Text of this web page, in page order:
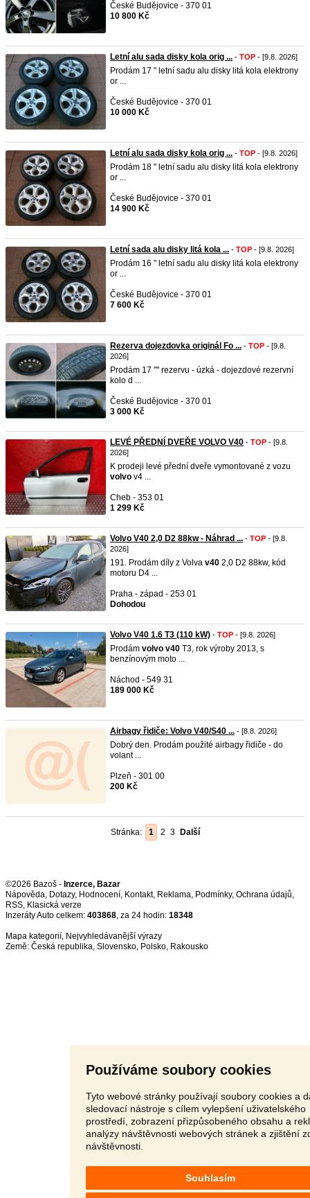
Používáme soubory cookies
Tyto webové stránky používají soubory cookies a
sledovací nástroje s cílem vylepšení uživatelského
prostředí, zobrazení přizpůsobeného obsahu a
analýzy návštěvnosti webových stránek a zjištění
návštěvnosti.
Souhlasím
České Budějovice - 370 01
10 800 Kč
Letní alu sada disky kola orig ... - TOP - [9.8. 2026]
Prodám 17 " letní sadu alu disky litá kola elektrony
or ...
České Budějovice - 370 01
10 000 Kč
Letní alu sada disky kola orig ... - TOP - [9.8. 2026]
Prodám 18 " letní sadu alu disky litá kola elektrony
or ...
České Budějovice - 370 01
14 900 Kč
Letní sada alu disky litá kola ... - TOP - [9.8. 2026]
Prodám 16 " letní sadu alu disky litá kola elektrony
or ...
České Budějovice - 370 01
7 600 Kč
Rezerva dojezdovka originál Fo ... - TOP - [9.8.
2026]
Prodám 17 "" rezervu - úzká - dojezdové rezervní
kolo d ...
České Budějovice - 370 01
3 000 Kč
LEVÉ PŘEDNÍ DVEŘE VOLVO V40 - TOP - [9.8.
2026]
K prodeji levé přední dveře vymontované z vozu
volvo v4 ...
Cheb - 353 01
1 299 Kč
Volvo V40 2,0 D2 88kw - Náhrad ... - TOP - [9.8.
2026]
191. Prodám díly z Volva v40 2,0 D2 88kw, kód
motoru D4 ...
Praha - západ - 253 01
Dohodou
Volvo V40 1.6 T3 (110 kW) - TOP - [9.8. 2026]
Prodám volvo v40 T3, rok výroby 2013, s
benzínovým moto ...
Náchod - 549 31
189 000 Kč
Airbagy řidiče: Volvo V40/S40 ... - [8.8. 2026]
Dobrý den. Prodám použité airbagy řidiče - do
volant ...
Plzeň - 301 00
200 Kč
Stránka: 1 2 3 Další
©2026 Bazoš - Inzerce, Bazar
Nápověda, Dotazy, Hodnocení, Kontakt, Reklama, Podmínky, Ochrana údajů,
RSS,
Inzeráty Auto celkem: 403868, za 24 hodin: 18348
Mapa kategorií, Nejvyhledávanější výrazy
Země: Česká republika, Slovensko, Polsko, Rakousko